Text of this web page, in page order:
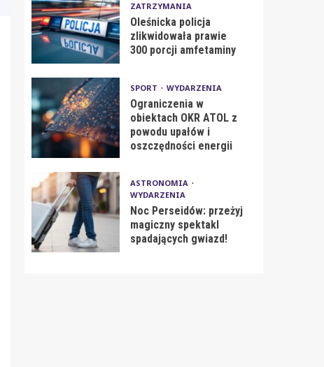
ZATRZYMANIA
Oleśnicka policja
zlikwidowała prawie
300 porcji amfetaminy
SPORT WYDARZENIA
Ograniczenia w
obiektach OKR ATOL z
powodu upałów i
oszczędności energii
ASTRONOMIA
WYDARZENIA
Noc Perseidów: przeżyj
magiczny spektakl
spadających gwiazd!